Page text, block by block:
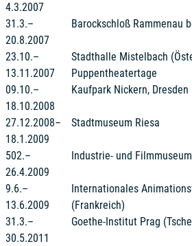
4.3.2007
31.3.–
20.8.2007
Barockschloß Rammenau
23.10.–
13.11.2007
Stadthalle Mistelbach
Puppentheatertage
09.10.–
18.10.2008
Kaufpark Nickern, Dresden
27.12.2008–
18.1.2009
Stadtmuseum Riesa
502.–
26.4.2009
Industrie- und
9.6.–
13.6.2009
Internationales
(Frankreich)
31.3.–
30.5.2011
Goethe-Institut Prag